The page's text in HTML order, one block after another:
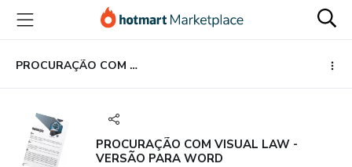
para
conteúdo
principal
para
pagamento
para
rodapé
PROCURAÇÃO COM VISUAL LAW - VERSÃO PARA WORD
PROCURAÇÃO COM VISUAL LAW -
VERSÃO PARA WORD